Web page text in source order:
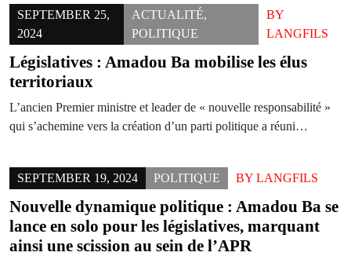
SEPTEMBER 25,
2024
ACTUALITÉ,
POLITIQUE
BY
LANGFILS
Législatives : Amadou Ba mobilise les élus
territoriaux
L’ancien Premier ministre et leader de « nouvelle responsabilité »
qui s’achemine vers la création d’un parti politique a réuni…
SEPTEMBER 19, 2024 POLITIQUE BY LANGFILS
Nouvelle dynamique politique : Amadou Ba se
lance en solo pour les législatives, marquant
ainsi une scission au sein de l’APR